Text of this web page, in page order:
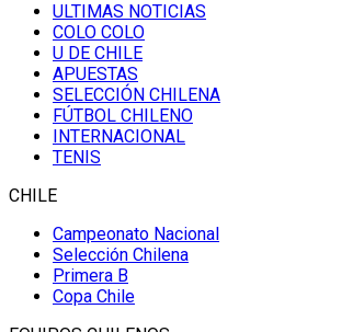
ULTIMAS NOTICIAS
COLO COLO
U DE CHILE
APUESTAS
SELECCIÓN CHILENA
FÚTBOL CHILENO
INTERNACIONAL
TENIS
CHILE
Campeonato Nacional
Selección Chilena
Primera B
Copa Chile